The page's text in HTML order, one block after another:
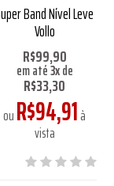
Band Nível Leve
Vollo
R$99,90
em até3xde
R$33,30
ouR$94,91à
vista